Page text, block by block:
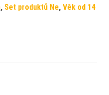
, Set produktů Ne, Věk od 14